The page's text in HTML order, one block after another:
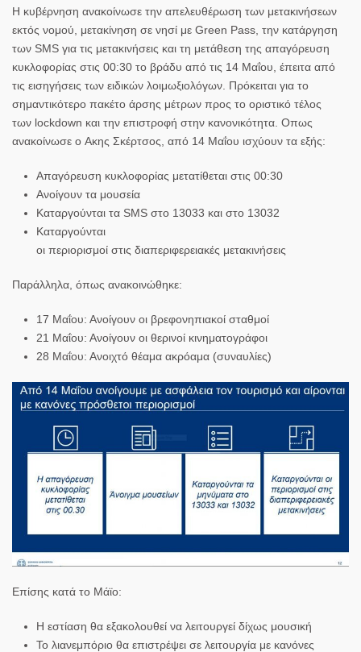
Η κυβέρνηση ανακοίνωσε την απελευθέρωση των μετακινήσεων
εκτός νομού, μετακίνηση σε νησί με Green Pass , την κατάργηση
των SMS για τις μετακινήσεις και τη μετάθεση της απαγόρευση
κυκλοφορίας στις 00:30 το βράδυ από τις 14 Μαΐου, έπειτα από
τις εισηγήσεις των ειδικών λοιμωξιολόγων. Πρόκειται για το
σημαντικότερο πακέτο άρσης μέτρων προς το οριστικό τέλος
των lockdown και την επιστροφή στην κανονικότητα. Οπως
ανακοίνωσε ο Ακης Σκέρτσος , από 14 Μαΐου ισχύουν τα εξής:
Απαγόρευση κυκλοφορίας μετατίθεται στις 00:30
Ανοίγουν τα μουσεία
Καταργούνται τα SMS στο 13033 και στο 13032
Καταργούνται
οι περιορισμοί στις διαπεριφερειακές μετακινήσεις
Παράλληλα, όπως ανακοινώθηκε:
17 Μαΐου: Ανοίγουν οι βρεφονηπιακοί σταθμοί
21 Μαΐου: Ανοίγουν οι θερινοί κινηματογράφοι
28 Μαΐου: Ανοιχτό θέαμα ακρόαμα (συναυλίες)
Επίσης κατά το Μάϊο:
Η εστίαση θα εξακολουθεί να λειτουργεί δίχως μουσική
Το λιανεμπόριο θα επιστρέψει σε λειτουργία με κανόνες